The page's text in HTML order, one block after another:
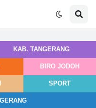
KAB. TANGERANG
BIRO JODOH
SPORT